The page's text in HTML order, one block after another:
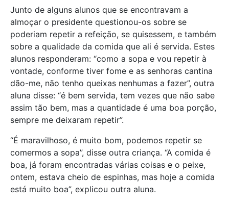
Junto de alguns alunos que se encontravam a
almoçar o presidente questionou-os sobre se
poderiam repetir a refeição, se quisessem, e também
sobre a qualidade da comida que ali é servida. Estes
alunos responderam: “como a sopa e vou repetir à
vontade, conforme tiver fome e as senhoras cantina
dão-me, não tenho queixas nenhumas a fazer”, outra
aluna disse: “é bem servida, tem vezes que não sabe
assim tão bem, mas a quantidade é uma boa porção,
sempre me deixaram repetir”.
“É maravilhoso, é muito bom, podemos repetir se
comermos a sopa”, disse outra criança. “A comida é
boa, já foram encontradas várias coisas e o peixe,
ontem, estava cheio de espinhas, mas hoje a comida
está muito boa”, explicou outra aluna.